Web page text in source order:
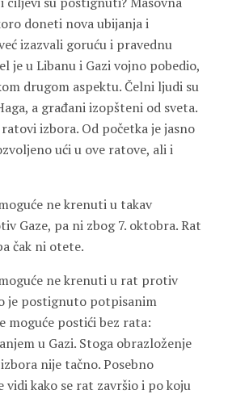
doneti nova ubijanja i
izazvali goruću i pravednu
je u Libanu i Gazi vojno pobedio,
drugom aspektu. Čelni ljudi su
a građani izopšteni od sveta.
izbora. Od početka je jasno
ući u ove ratove, ali i
ne krenuti u takav
Gaze, pa ni zbog 7. oktobra. Rat
čak ni otete.
ne krenuti u rat protiv
je postignuto potpisanim
moguće postići bez rata:
u Gazi. Stoga obrazloženje
nije tačno. Posebno
vidi kako se rat završio i po koju